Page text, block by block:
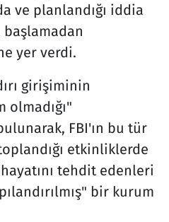
ve planlandığı iddia
başlamadan
yer verdi.
girişiminin
olmadığı"
FBI'ın bu tür
etkinliklerde
tehdit edenleri
bir kurum